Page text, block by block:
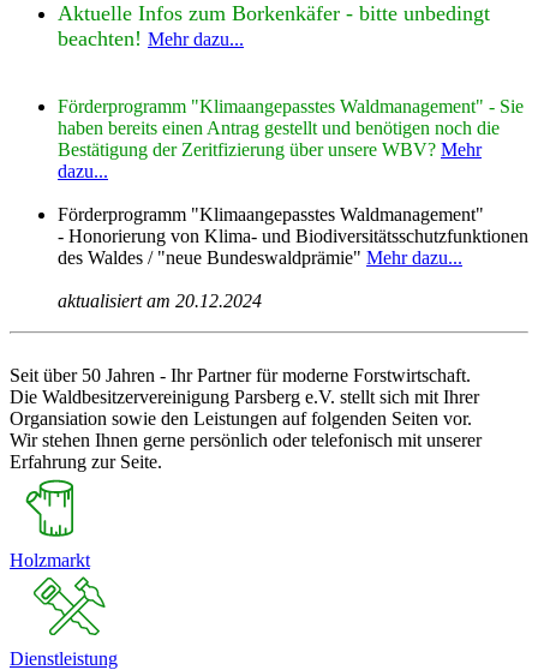
Aktuelle Infos zum Borkenkäfer - bitte unbedingt
beachten! Mehr dazu...
Förderprogramm "Klimaangepasstes Waldmanagement" - Sie
haben bereits einen Antrag gestellt und benötigen noch die
Bestätigung der Zeritfizierung über unsere WBV? Mehr
dazu...
Förderprogramm "Klimaangepasstes Waldmanagement"
- Honorierung von Klima- und Biodiversitätsschutzfunktionen
des Waldes / "neue Bundeswaldprämie" Mehr dazu...
aktualisiert am 20.12.2024
Seit über 50 Jahren - Ihr Partner für moderne Forstwirtschaft.
Die Waldbesitzervereinigung Parsberg e.V. stellt sich mit Ihrer
Organsiation sowie den Leistungen auf folgenden Seiten vor.
Wir stehen Ihnen gerne persönlich oder telefonisch mit unserer
Erfahrung zur Seite.
Holzmarkt
Dienstleistung